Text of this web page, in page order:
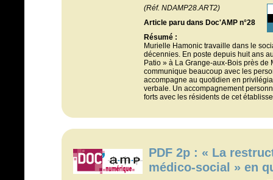
(Réf. NDAMP28.ART2)
Article paru dans Doc'AMP n°28
Résumé :
Murielle Hamonic travaille dans le
décennies. En poste depuis huit ans
Patio » à La Grange-aux-Bois près de
communique beaucoup avec les
accompagne au quotidien en
verbale. Un accompagnement
forts avec les résidents de cet
PDF 2p : « La
médico-social » en